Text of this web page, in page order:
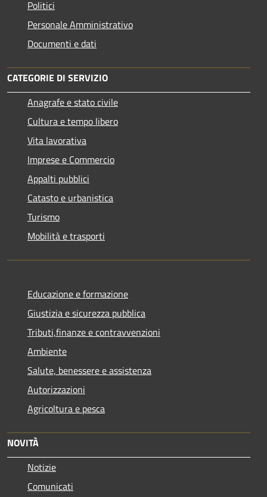
Politici
Personale Amministrativo
Documenti e dati
CATEGORIE DI SERVIZIO
Anagrafe e stato civile
Cultura e tempo libero
Vita lavorativa
Imprese e Commercio
Appalti pubblici
Catasto e urbanistica
Turismo
Mobilità e trasporti
Educazione e formazione
Giustizia e sicurezza pubblica
Tributi,finanze e contravvenzioni
Ambiente
Salute, benessere e assistenza
Autorizzazioni
Agricoltura e pesca
NOVITÀ
Notizie
Comunicati